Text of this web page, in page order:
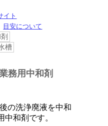
イト
目安について
槽
務用中和剤
の洗浄廃液を中和
中和剤です。